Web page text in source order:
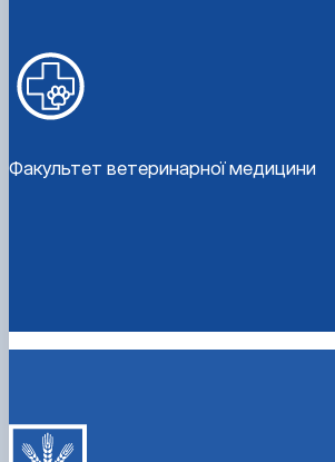
Факультет ветеринарної медицини